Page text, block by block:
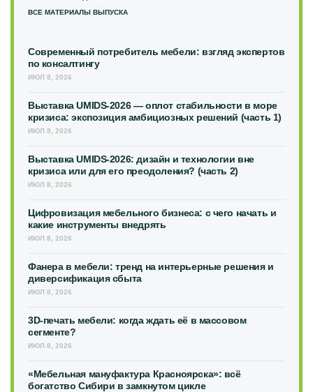
ВСЕ МАТЕРИАЛЫ ВЫПУСКА
Современный потребитель мебели: взгляд экспертов
по консалтингу
ИЮЛ 8, 2026
Выставка UMIDS-2026 — оплот стабильности в море
кризиса: экспозиция амбициозных решений (часть 1)
ИЮЛ 8, 2026
Выставка UMIDS-2026: дизайн и технологии вне
кризиса или для его преодоления? (часть 2)
ИЮЛ 8, 2026
Цифровизация мебельного бизнеса: с чего начать и
какие инструменты внедрять
ИЮЛ 8, 2026
Фанера в мебели: тренд на интерьерные решения и
диверсификация сбыта
ИЮЛ 8, 2026
3D-печать мебели: когда ждать её в массовом
сегменте?
ИЮЛ 8, 2026
«Мебельная мануфактура Красноярска»: всё
богатство Сибири в замкнутом цикле